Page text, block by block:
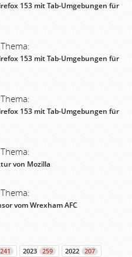
153 mit Tab-Umgebungen für
153 mit Tab-Umgebungen für
153 mit Tab-Umgebungen für
von Mozilla
vom Wrexham AFC
241 2023 259 2022
207